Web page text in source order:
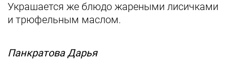
Украшается же блюдо жареными лисичками
и трюфельным маслом.
Панкратова Дарья